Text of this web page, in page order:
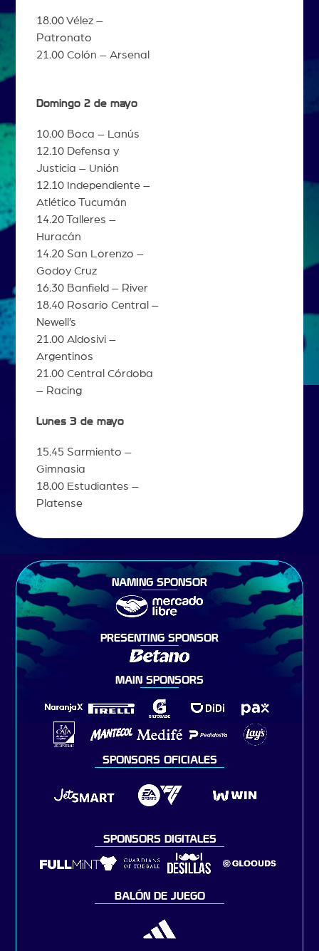
18.00 Vélez –
Patronato
21.00 Colón – Arsenal
Domingo 2 de mayo
10.00 Boca – Lanús
12.10 Defensa y
Justicia – Unión
12.10 Independiente –
Atlético Tucumán
14.20 Talleres –
Huracán
14.20 San Lorenzo –
Godoy Cruz
16.30 Banfield – River
18.40 Rosario Central –
Newell’s
21.00 Aldosivi –
Argentinos
21.00 Central Córdoba
– Racing
Lunes 3 de mayo
15.45 Sarmiento –
Gimnasia
18.00 Estudiantes –
Platense
NAMING SPONSOR
PRESENTING SPONSOR
MAIN SPONSORS
SPONSORS OFICIALES
SPONSORS DIGITALES
BALÓN DE JUEGO